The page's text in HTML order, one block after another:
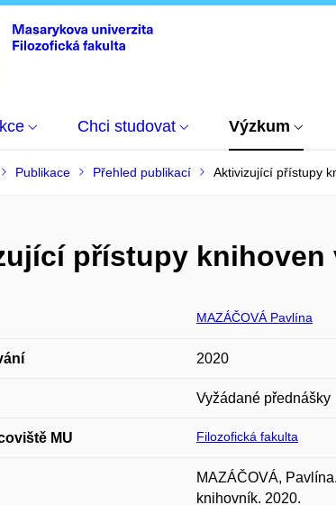
Chci studovat Výzkum
Publikace Přehled publikací Aktivizující přístupy
přístupy knihoven
MAZÁČOVÁ Pavlína
2020
Vyžádané přednášky
MU Filozofická fakulta
MAZÁČOVÁ,
knihovník. 2020.